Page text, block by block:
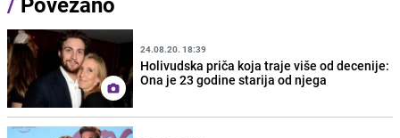
24.08.20. 18:39
Holivudska priča koja traje više od decenije:
Ona je 23 godine starija od njega